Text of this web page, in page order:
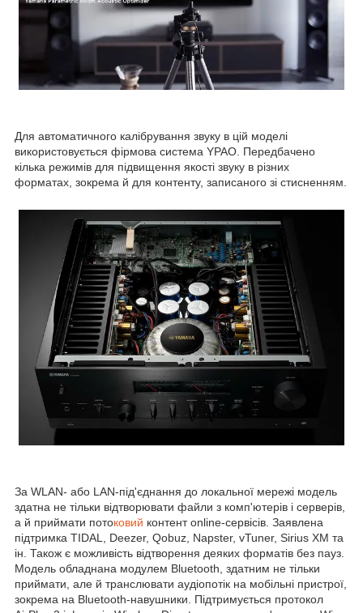
Для автоматичного калібрування звуку в цій моделі
використовується фірмова система YPAO. Передбачено
кілька режимів для підвищення якості звуку в різних
форматах, зокрема й для контенту, записаного зі стисненням.
За WLAN- або LAN-під'єднання до локальної мережі модель
здатна не тільки відтворювати файли з комп'ютерів і серверів,
а й приймати потоковий контент online-сервісів. Заявлена
підтримка TIDAL, Deezer, Qobuz, Napster, vTuner, Sirius XM та
ін. Також є можливість відтворення деяких форматів без пауз.
Модель обладнана модулем Bluetooth, здатним не тільки
приймати, але й транслювати аудіопотік на мобільні пристрої,
зокрема на Bluetooth-навушники. Підтримується протокол